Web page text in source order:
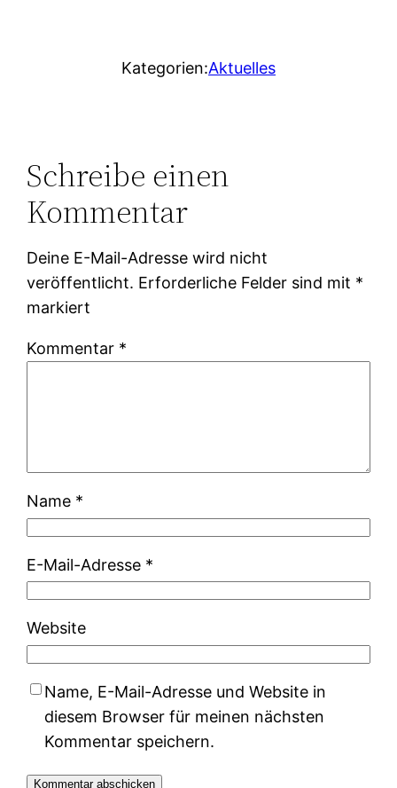
Kategorien:Aktuelles
Schreibe einen
Kommentar
Deine E-Mail-Adresse wird nicht
veröffentlicht. Erforderliche Felder sind mit *
markiert
Kommentar *
Name *
E-Mail-Adresse *
Website
Name, E-Mail-Adresse und Website in
diesem Browser für meinen nächsten
Kommentar speichern.